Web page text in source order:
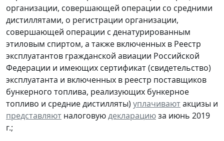
организации, совершающей операции со средними
дистиллятами, о регистрации организации,
совершающей операции с денатурированным
этиловым спиртом, а также включенных в Реестр
эксплуатантов гражданской авиации Российской
Федерации и имеющих сертификат (свидетельство)
эксплуатанта и включенных в реестр поставщиков
бункерного топлива, реализующих бункерное
топливо и средние дистилляты)уплачиваютакцизы и
представляют налоговуюдекларациюза июнь 2019
г.;